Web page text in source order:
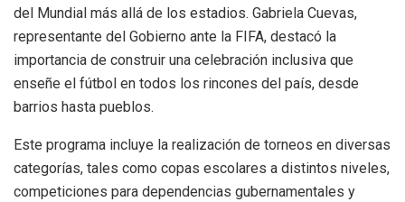
del Mundial más allá de los estadios. Gabriela Cuevas,
representante del Gobierno ante la FIFA, destacó la
importancia de construir una celebración inclusiva que
enseñe el fútbol en todos los rincones del país, desde
barrios hasta pueblos.
Este programa incluye la realización de torneos en diversas
categorías, tales como copas escolares a distintos niveles,
competiciones para dependencias gubernamentales y